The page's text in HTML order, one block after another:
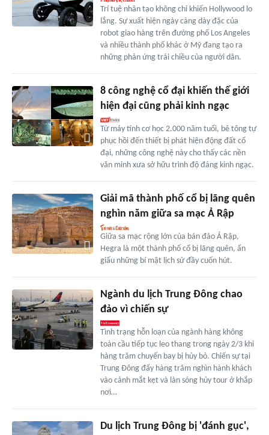
Trí tuệ nhân tạo không chỉ khiến Hollywood lo
lắng. Sự xuất hiện ngày càng dày đặc của
robot giao hàng trên đường phố Los Angeles
và nhiều thành phố khác ở Mỹ đang tạo ra
những phản ứng trái chiều của người dân.
8 công nghệ cổ đại khiến thế giới
hiện đại cũng phải kinh ngạc
Từ máy tính cơ học 2.000 năm tuổi, bê tông tự
phục hồi đến thiết bị phát hiện động đất cổ
đại, những công nghệ này cho thấy các nền
văn minh xưa sở hữu trình độ đáng kinh ngạc.
Giải mã thành phố cổ bị lãng quên
nghìn năm giữa sa mạc Ả Rập
Giữa sa mạc rộng lớn của bán đảo Ả Rập,
Hegra là một thành phố cổ bị lãng quên, ẩn
giấu những bí mật lịch sử đầy cuốn hút.
Ngành du lịch Trung Đông chao
đảo vì chiến sự
Tình trạng hỗn loạn của ngành hàng không
toàn cầu tiếp tục leo thang trong ngày 2/3 khi
hàng trăm chuyến bay bị hủy bỏ. Chiến sự tại
Trung Đông đẩy hàng trăm nghìn hành khách
vào cảnh mắt kẹt và làn sóng hủy tour ở khắp
nơi…
Du lịch Trung Đông bị 'đánh gục',